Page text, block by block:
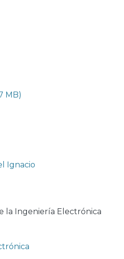
MB)
Ignacio
la Ingeniería Electrónica